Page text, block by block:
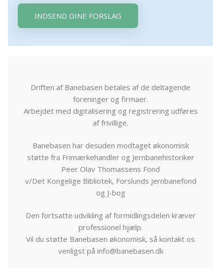
INDSEND DINE FORSLAG
Driften af Banebasen betales af de deltagende
foreninger og firmaer.
Arbejdet med digitalisering og registrering udføres
af frivillige.
Banebasen har desuden modtaget økonomisk
støtte fra Frimærkehandler og Jernbanehistoriker
Peer Olav Thomassens Fond
v/Det Kongelige Bibliotek, Forslunds Jernbanefond
og J-bog
Den fortsatte udvikling af formidlingsdelen kræver
professionel hjælp.
Vil du støtte Banebasen økonomisk, så kontakt os
venligst på info@banebasen.dk